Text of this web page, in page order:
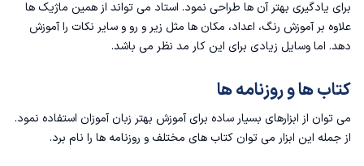
برای یادگیری بهتر آن ها طراحی نمود. استاد می تواند از همین ماژیک ها
علاوه بر آموزش رنگ، اعداد، مکان ها مثل زیر و رو و سایر نکات را آموزش
دهد. اما وسایل زیادی برای این کار مد نظر می باشد.
کتاب ها و روزنامه ها
می توان از ابزارهای بسیار ساده برای آموزش بهتر زبان آموزان استفاده نمود.
از جمله این ابزار می توان کتاب های مختلف و روزنامه ها را نام برد.